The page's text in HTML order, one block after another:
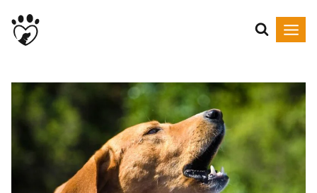
treści